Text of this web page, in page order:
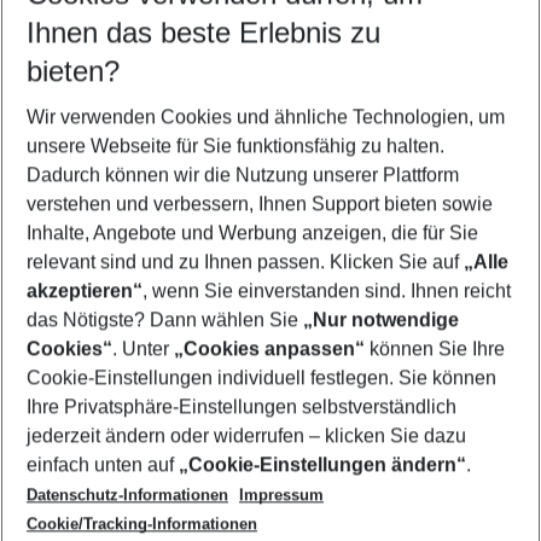
Reisezeitraum wählen
08.08.26– 06.08.27 5-8 Nächte
2 Erwachsene Keine Kinder
Mehr Filter anzeigen
Footer
Footer navigation
Über uns
AGB
Cookie-Einstellungen ändern
Cookie-Richtlinie
Datenschutz
Service & Hilfe
Barrierefreies Reisen
Check-in
Folgen Sie uns
Ihnen das beste Erlebnis zu
bieten?
Wir verwenden Cookies und ähnliche Technologien, um
unsere Webseite für Sie funktionsfähig zu halten.
Dadurch können wir die Nutzung unserer Plattform
verstehen und verbessern, Ihnen Support bieten sowie
Inhalte, Angebote und Werbung anzeigen, die für Sie
relevant sind und zu Ihnen passen. Klicken Sie auf „Alle
akzeptieren“, wenn Sie einverstanden sind. Ihnen reicht
das Nötigste? Dann wählen Sie „Nur notwendige
Cookies“. Unter „Cookies anpassen“ können Sie Ihre
Cookie-Einstellungen individuell festlegen. Sie können
Ihre Privatsphäre-Einstellungen selbstverständlich
jederzeit ändern oder widerrufen – klicken Sie dazu
einfach unten auf „Cookie-Einstellungen ändern“.
Datenschutz-Informationen
Impressum
Cookie/Tracking-Informationen